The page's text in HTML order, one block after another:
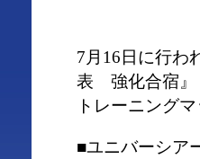
7月16日に行わ
表 強化合宿』
トレーニング
■ユニバーシア